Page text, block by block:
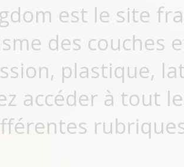
est le site
des couches
plastique,
accéder à tout